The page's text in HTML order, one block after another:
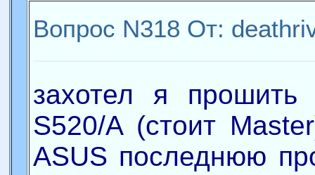
Вопрос N318 От:
захотел я
S520/A (стоит
ASUS последнюю